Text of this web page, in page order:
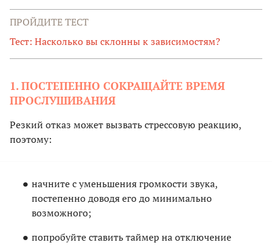
ПРОЙДИТЕ ТЕСТ
Тест: Насколько вы склонны к зависимостям?
1. ПОСТЕПЕННО СОКРАЩАЙТЕ ВРЕМЯ
ПРОСЛУШИВАНИЯ
Резкий отказ может вызвать стрессовую реакцию,
поэтому:
начните с уменьшения громкости звука,
постепенно доводя его до минимально
возможного;
попробуйте ставить таймер на отключение